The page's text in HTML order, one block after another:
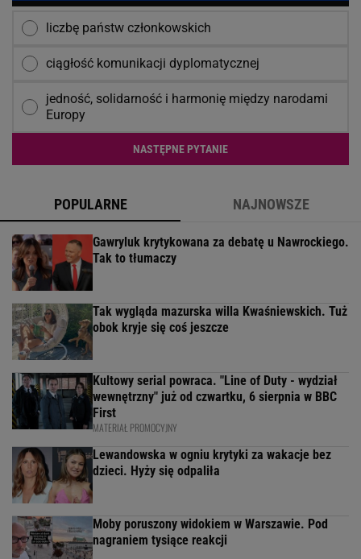
liczbę państw członkowskich
ciągłość komunikacji dyplomatycznej
jedność, solidarność i harmonię między narodami
Europy
NASTĘPNE PYTANIE
POPULARNE NAJNOWSZE
Gawryluk krytykowana za debatę u Nawrockiego.
Tak to tłumaczy
Tak wygląda mazurska willa Kwaśniewskich. Tuż
obok kryje się coś jeszcze
Kultowy serial powraca. "Line of Duty - wydział
wewnętrzny" już od czwartku, 6 sierpnia w BBC
First
MATERIAŁ PROMOCYJNY
Lewandowska w ogniu krytyki za wakacje bez
dzieci. Hyży się odpaliła
Moby poruszony widokiem w Warszawie. Pod
nagraniem tysiące reakcji